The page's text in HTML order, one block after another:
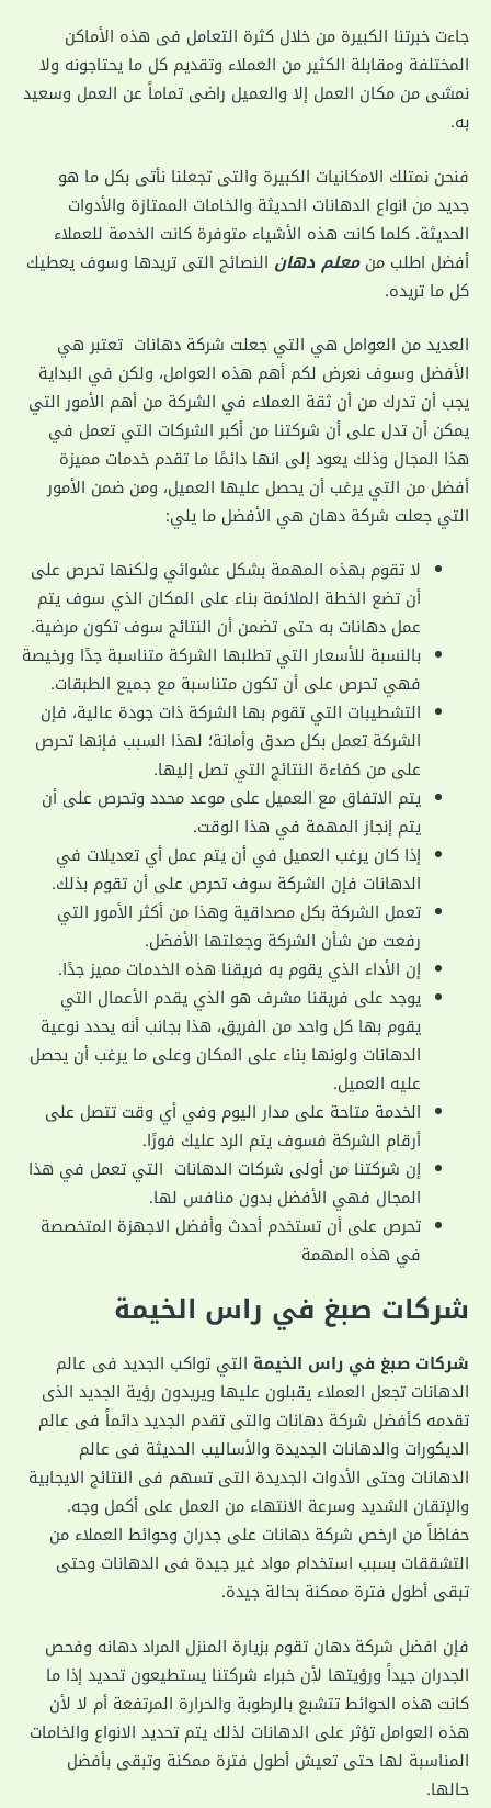
جاءت خبرتنا الكبيرة من خلال كثرة التعامل فى هذه الأماكن
المختلفة ومقابلة الكثير من العملاء وتقديم كل ما يحتاجونه ولا
نمشى من مكان العمل إلا والعميل راضى تماماً عن العمل وسعيد
به.
فنحن نمتلك الامكانيات الكبيرة والتى تجعلنا نأتى بكل ما هو
جديد من انواع الدهانات الحديثة والخامات الممتازة والأدوات
الحديثة. كلما كانت هذه الأشياء متوفرة كانت الخدمة للعملاء
أفضل اطلب منمعلم دهان النصائح التى تريدها وسوف يعطيك
كل ما تريده.
العديد من العوامل هي التي جعلت شركة دهانات تعتبر هي
الأفضل وسوف نعرض لكم أهم هذه العوامل، ولكن في البداية
يجب أن تدرك من أن ثقة العملاء في الشركة من أهم الأمور التي
يمكن أن تدل على أن شركتنا من أكبر الشركات التي تعمل في
هذا المجال وذلك يعود إلى انها دائمًا ما تقدم خدمات مميزة
أفضل من التي يرغب أن يحصل عليها العميل، ومن ضمن الأمور
التي جعلت شركة دهان هي الأفضل ما يلي:
لا تقوم بهذه المهمة بشكل عشوائي ولكنها تحرص على
أن تضع الخطة الملائمة بناء على المكان الذي سوف يتم
عمل دهانات به حتى تضمن أن النتائج سوف تكون مرضية.
بالنسبة للأسعار التي تطلبها الشركة متناسبة جدًا ورخيصة
فهي تحرص على أن تكون متناسبة مع جميع الطبقات.
التشطيبات التي تقوم بها الشركة ذات جودة عالية، فإن
الشركة تعمل بكل صدق وأمانة؛ لهذا السبب فإنها تحرص
على من كفاءة النتائج التي تصل إليها.
يتم الاتفاق مع العميل على موعد محدد وتحرص على أن
يتم إنجاز المهمة في هذا الوقت.
إذا كان يرغب العميل في أن يتم عمل أي تعديلات في
الدهانات فإن الشركة سوف تحرص على أن تقوم بذلك.
تعمل الشركة بكل مصداقية وهذا من أكثر الأمور التي
رفعت من شأن الشركة وجعلتها الأفضل.
إن الأداء الذي يقوم به فريقنا هذه الخدمات مميز جدًا.
يوجد على فريقنا مشرف هو الذي يقدم الأعمال التي
يقوم بها كل واحد من الفريق، هذا بجانب أنه يحدد نوعية
الدهانات ولونها بناء على المكان وعلى ما يرغب أن يحصل
عليه العميل.
الخدمة متاحة على مدار اليوم وفي أي وقت تتصل على
أرقام الشركة فسوف يتم الرد عليك فورًا.
إن شركتنا من أولى شركات الدهانات التي تعمل في هذا
المجال فهي الأفضل بدون منافس لها.
تحرص على أن تستخدم أحدث وأفضل الاجهزة المتخصصة
في هذه المهمة
‏شركات صبغ في راس الخيمة
شركات صبغ في راس الخيمة التي تواكب الجديد فى عالم
الدهانات تجعل العملاء يقبلون عليها ويريدون رؤية الجديد الذى
تقدمه كأفضل شركة دهانات والتى تقدم الجديد دائماً فى عالم
الديكورات والدهانات الجديدة والأساليب الحديثة فى عالم
الدهانات وحتى الأدوات الجديدة التى تسهم فى النتائج الايجابية
والإتقان الشديد وسرعة الانتهاء من العمل على أكمل وجه.
حفاظاً من ارخص شركة دهانات على جدران وحوائط العملاء من
التشققات بسبب استخدام مواد غير جيدة فى الدهانات وحتى
تبقى أطول فترة ممكنة بحالة جيدة.
فإن افضل شركة دهان تقوم بزيارة المنزل المراد دهانه وفحص
الجدران جيداً ورؤيتها لأن خبراء شركتنا يستطيعون تحديد إذا ما
كانت هذه الحوائط تتشبع بالرطوبة والحرارة المرتفعة أم لا لأن
هذه العوامل تؤثر على الدهانات لذلك يتم تحديد الانواع والخامات
المناسبة لها حتى تعيش أطول فترة ممكنة وتبقى بأفضل
حالها.